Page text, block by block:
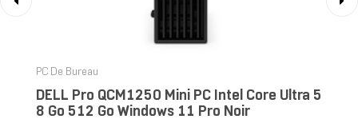
PC De Bureau
DELL Pro QCM1250 Mini PC Intel Core Ultra 5
8 Go 512 Go Windows 11 Pro Noir